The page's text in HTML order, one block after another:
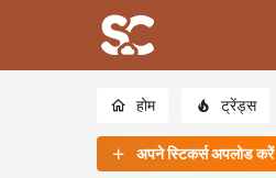
होम ट्रेंड्स
अपने स्टिकर्स अपलोड करें